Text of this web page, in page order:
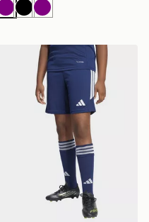
ViolaNeroViola
adidas Short Tiro26 League